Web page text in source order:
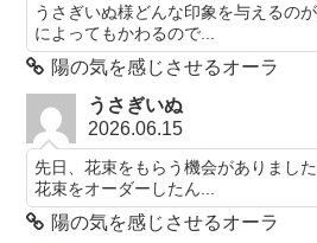
うさぎいぬ様どんな印象を与えるの
によってもかわるので...
陽の気を感じさせるオーラ
うさぎいぬ
2026.06.15
先日、花束をもらう機会がありまし
花束をオーダーしたん...
陽の気を感じさせるオーラ